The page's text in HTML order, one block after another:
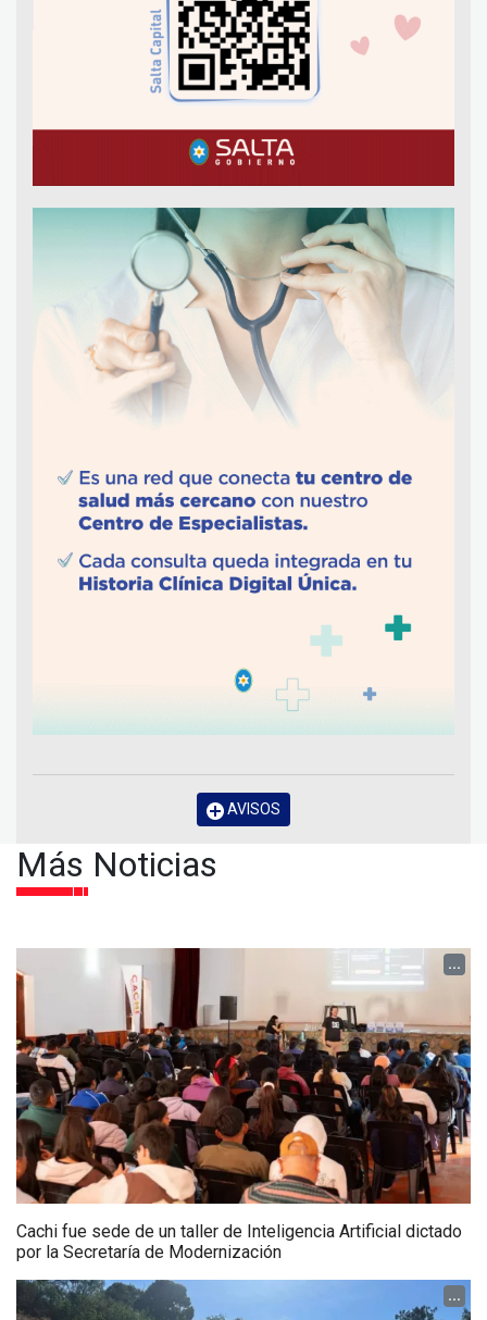
AVISOS
Más Noticias
...
Cachi fue sede de un taller de Inteligencia Artificial dictado
por la Secretaría de Modernización
...